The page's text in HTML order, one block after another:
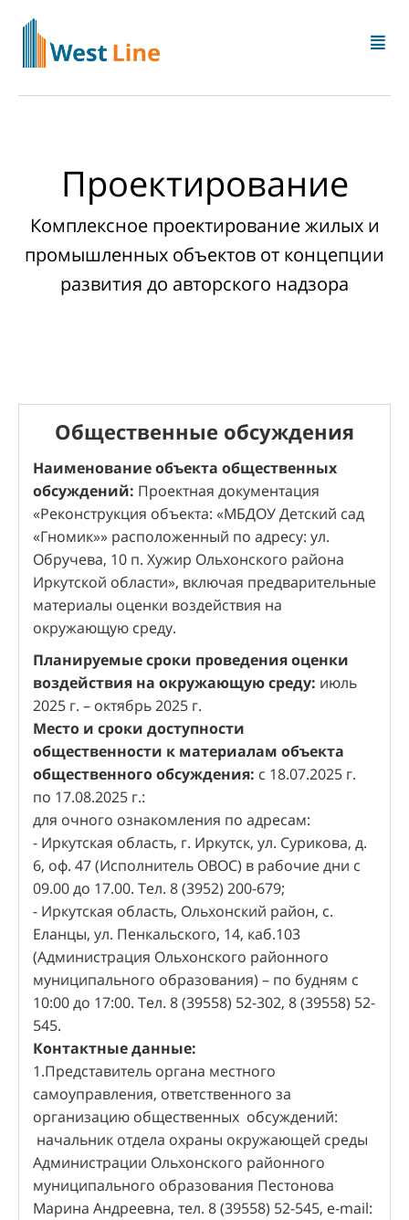
Проектирование
Комплексное проектирование жилых и
промышленных объектов от концепции
развития до авторского надзора
Общественные обсуждения
Наименование объекта общественных
обсуждений: Проектная документация
«Реконструкция объекта: «МБДОУ Детский сад
«Гномик»» расположенный по адресу: ул.
Обручева, 10 п. Хужир Ольхонского района
Иркутской области», включая предварительные
материалы оценки воздействия на
окружающую среду.
Планируемые сроки проведения оценки
воздействия на окружающую среду: июль
2025 г. – октябрь 2025 г.
Место и сроки доступности
общественности к материалам объекта
общественного обсуждения: с 18.07.2025 г.
по 17.08.2025 г.:
для очного ознакомления по адресам:
- Иркутская область, г. Иркутск, ул. Сурикова, д.
6, оф. 47 (Исполнитель ОВОС) в рабочие дни с
09.00 до 17.00. Тел. 8 (3952) 200-679;
- Иркутская область, Ольхонский район, с.
Еланцы, ул. Пенкальского, 14, каб.103
(Администрация Ольхонского районного
муниципального образования) – по будням с
10:00 до 17:00. Тел. 8 (39558) 52-302, 8 (39558) 52-
545.
Контактные данные:
1.Представитель органа местного
самоуправления, ответственного за
организацию общественных обсуждений:
начальник отдела охраны окружающей среды
Администрации Ольхонского районного
муниципального образования Пестонова
Марина Андреевна, тел. 8 (39558) 52-545, e-mail: